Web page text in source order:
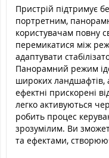
Пристрій підтримує
портретним,
користувачам повну
перемикатися між
адаптувати
Панорамний режим
широких ландшафтів,
ефектні прискорені
легко активуються
робить процес
зрозумілим. Ви
та ефектами,